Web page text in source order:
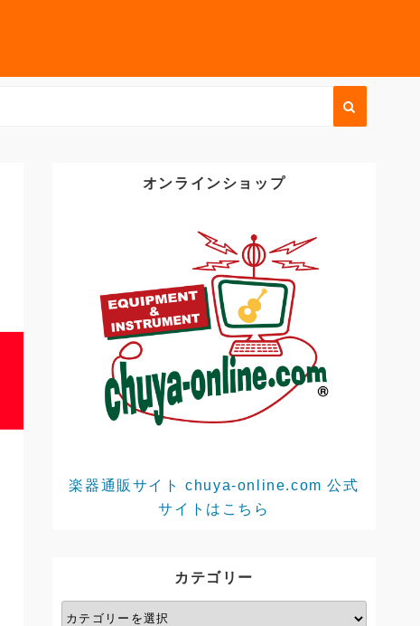
オンラインショップ
楽器通販サイト chuya-online.com 公式
サイトはこちら
カテゴリー
カ